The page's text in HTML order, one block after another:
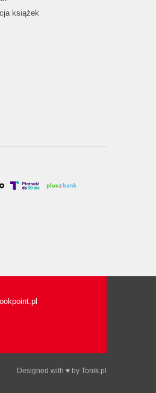
książek
Designed with ♥ by Tonik.pl